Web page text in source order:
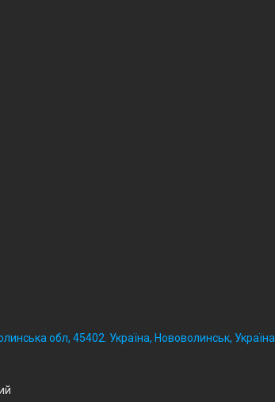
обл, 45402. Україна, Нововолинськ, Україна